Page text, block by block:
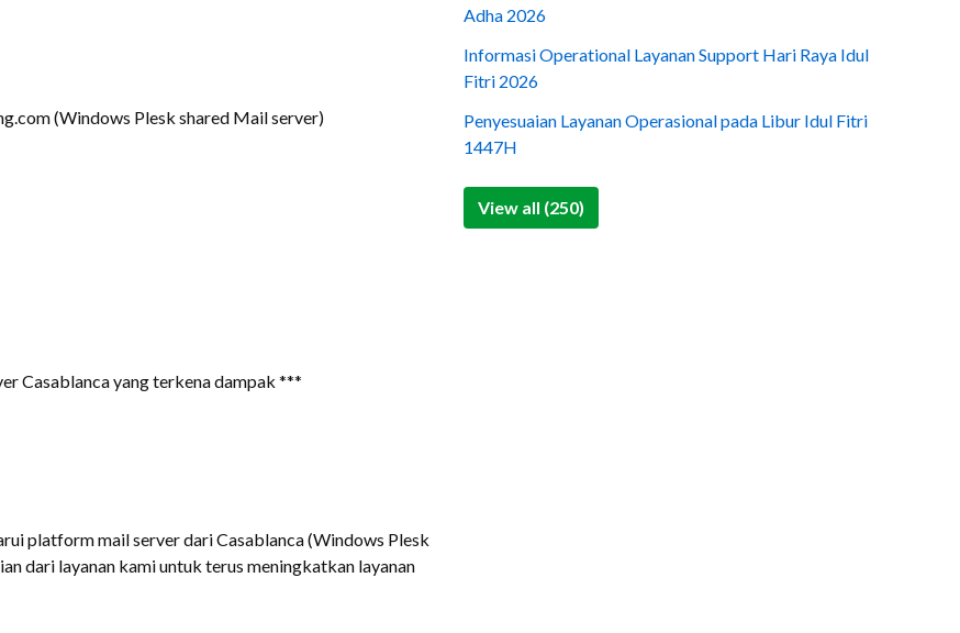
(Windows Plesk shared Mail server)
Casablanca yang terkena dampak ***
platform mail server dari Casablanca (Windows Plesk
dari layanan kami untuk terus meningkatkan layanan
Adha 2026
Informasi Operational Layanan Support Hari Raya Idul
Fitri 2026
Penyesuaian Layanan Operasional pada Libur Idul Fitri
1447H
View all (250)